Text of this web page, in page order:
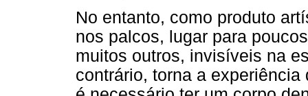
No entanto, como produto
nos palcos, lugar para
muitos outros, invisíveis na
contrário, torna a